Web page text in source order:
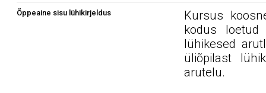
Õppeaine sisu lühikirjeldus
Kursus
kodus loetud
lühikesed
üliõpilast
arutelu.